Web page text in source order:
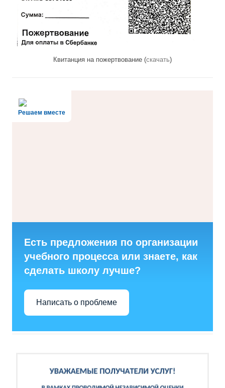
Квитанция на пожертвование (скачать)
Решаем вместе
Есть предложения по организации
учебного процесса или знаете, как
сделать школу лучше?
Написать о проблеме